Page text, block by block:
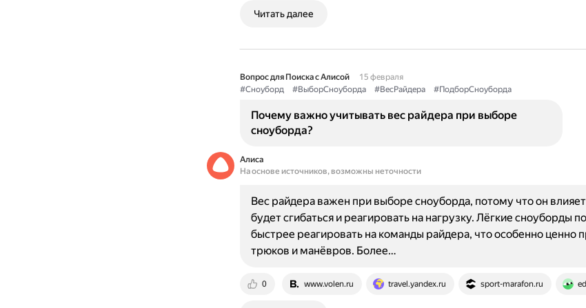
Читать далее
Вопрос для Поиска с Алисой
15 февраля
#Сноуборд
#ВыборСноуборда #ВесРайдера #ПодборСноуборда
Почему важно учитывать вес райдера при выборе
сноуборда?
Алиса
На основе источников, возможны неточности
0 www.volen.ru travel.yandex.ru sport-marafon.ru
Вес райдера важен при выборе сноуборда, потому что он влияет
будет сгибаться и реагировать на нагрузку. Лёгкие сноуборды
быстрее реагировать на команды райдера, что особенно ценно
трюков и манёвров. Более…